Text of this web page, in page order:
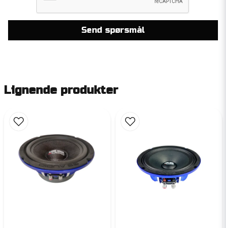
Dessa kommer att komma in fler på lagret, Men i
dagsläget har jag inget datum om när.
Mvh Alexander, Audio55Send spørsmål
Lignende produkter